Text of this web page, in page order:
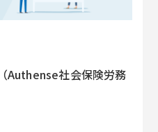
Authense社会保険労務